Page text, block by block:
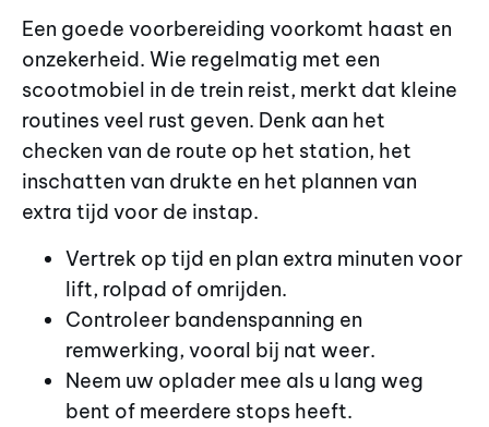
Een goede voorbereiding voorkomt haast en
onzekerheid. Wie regelmatig met een
scootmobiel in de trein reist, merkt dat kleine
routines veel rust geven. Denk aan het
checken van de route op het station, het
inschatten van drukte en het plannen van
extra tijd voor de instap.
Vertrek op tijd en plan extra minuten voor
lift, rolpad of omrijden.
Controleer bandenspanning en
remwerking, vooral bij nat weer.
Neem uw oplader mee als u lang weg
bent of meerdere stops heeft.